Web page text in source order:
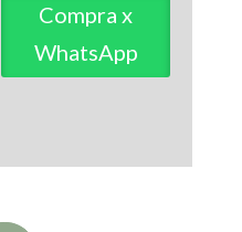
Compra x
WhatsApp